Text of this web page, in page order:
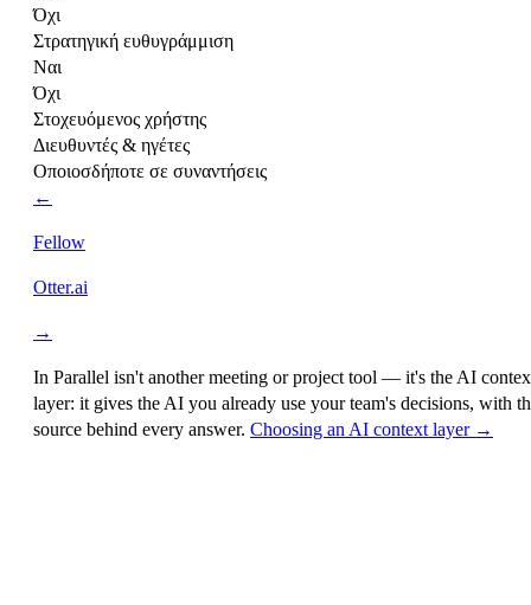
Όχι
Στρατηγική ευθυγράμμιση
Ναι
Όχι
Στοχευόμενος χρήστης
Διευθυντές & ηγέτες
Οποιοσδήποτε σε συναντήσεις
←
Fellow
Otter.ai
→
In Parallel isn't another meeting or project tool — it's the AI
layer: it gives the AI you already use your team's decisions, with
source behind every answer. Choosing an AI context layer →